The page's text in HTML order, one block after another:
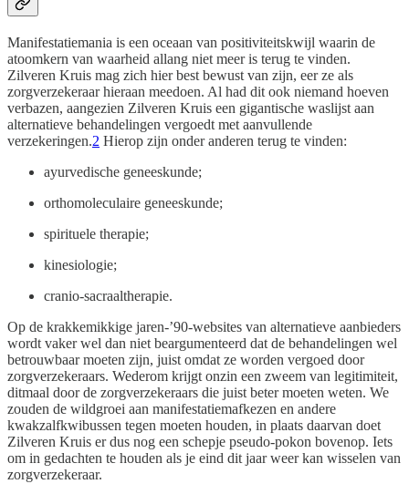
Manifestatiemania is een oceaan van positiviteitskwijl waarin de
atoomkern van waarheid allang niet meer is terug te vinden.
Zilveren Kruis mag zich hier best bewust van zijn, eer ze als
zorgverzekeraar hieraan meedoen. Al had dit ook niemand hoeven
verbazen, aangezien Zilveren Kruis een gigantische waslijst aan
alternatieve behandelingen vergoedt met aanvullende
verzekeringen.2 Hierop zijn onder anderen terug te vinden:
ayurvedische geneeskunde;
orthomoleculaire geneeskunde;
spirituele therapie;
kinesiologie;
cranio-sacraaltherapie.
Op de krakkemikkige jaren-’90-websites van alternatieve aanbieders
wordt vaker wel dan niet beargumenteerd dat de behandelingen wel
betrouwbaar moeten zijn, juist omdat ze worden vergoed door
zorgverzekeraars. Wederom krijgt onzin een zweem van legitimiteit,
ditmaal door de zorgverzekeraars die juist beter moeten weten. We
zouden de wildgroei aan manifestatiemafkezen en andere
kwakzalfkwibussen tegen moeten houden, in plaats daarvan doet
Zilveren Kruis er dus nog een schepje pseudo-pokon bovenop. Iets
om in gedachten te houden als je eind dit jaar weer kan wisselen van
zorgverzekeraar.